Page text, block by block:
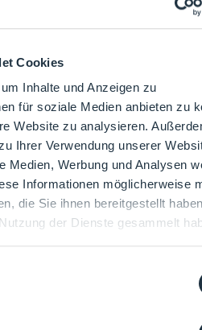
Cookies
Inhalte und Anzeigen zu
für soziale Medien anbieten zu
Website zu analysieren.
Ihrer Verwendung unserer
Medien, Werbung und Analysen
Informationen möglicherweise
die Sie ihnen bereitgestellt
der Dienste gesammelt
der
und Prozesstechnik.
neuesten Stand, kannst
alle relevanten Themen